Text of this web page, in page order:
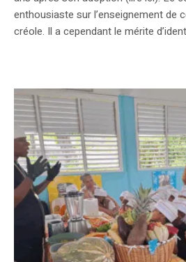
enthousiaste sur l’enseignement de
créole. Il a cependant le mérite